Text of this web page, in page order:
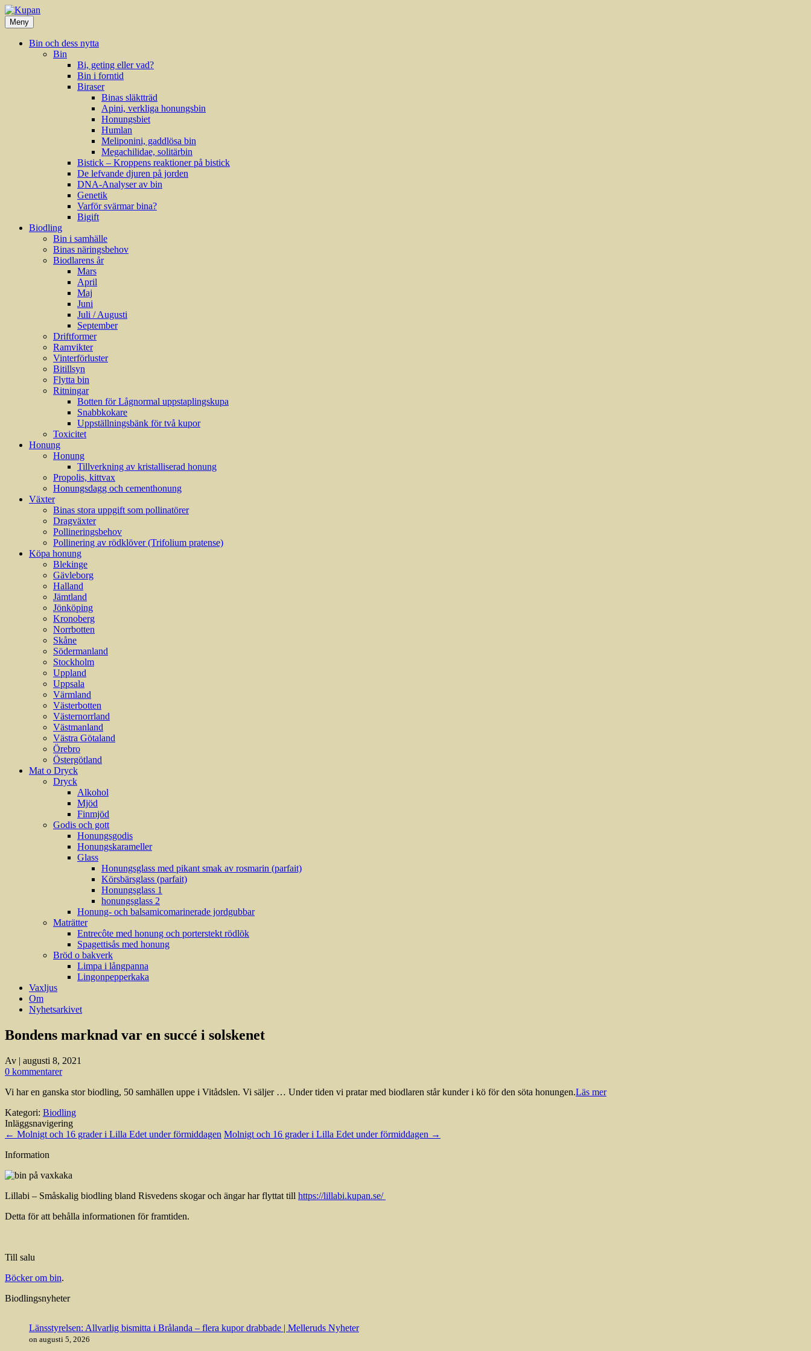
Hoppa
till
innehåll
Meny
Bin och dess nytta
Bin
Bi, geting eller vad?
Bin i forntid
Biraser
Binas släktträd
Apini, verkliga honungsbin
Honungsbiet
Humlan
Meliponini, gaddlösa bin
Megachilidae, solitärbin
Bistick – Kroppens reaktioner på bistick
De lefvande djuren på jorden
DNA-Analyser av bin
Genetik
Varför svärmar bina?
Bigift
Biodling
Bin i samhälle
Binas näringsbehov
Biodlarens år
Mars
April
Maj
Juni
Juli / Augusti
September
Driftformer
Ramvikter
Vinterförluster
Bitillsyn
Flytta bin
Ritningar
Botten för Lågnormal uppstaplingskupa
Snabbkokare
Uppställningsbänk för två kupor
Toxicitet
Honung
Honung
Tillverkning av kristalliserad honung
Propolis, kittvax
Honungsdagg och cementhonung
Växter
Binas stora uppgift som pollinatörer
Dragväxter
Pollineringsbehov
Pollinering av rödklöver (Trifolium pratense)
Köpa honung
Blekinge
Gävleborg
Halland
Jämtland
Jönköping
Kronoberg
Norrbotten
Skåne
Södermanland
Stockholm
Uppland
Uppsala
Värmland
Västerbotten
Västernorrland
Västmanland
Västra Götaland
Örebro
Östergötland
Mat o Dryck
Dryck
Alkohol
Mjöd
Finmjöd
Godis och gott
Honungsgodis
Honungskarameller
Glass
Honungsglass med pikant smak av rosmarin (parfait)
Körsbärsglass (parfait)
Honungsglass 1
honungsglass 2
Honung- och balsamicomarinerade jordgubbar
Maträtter
Entrecôte med honung och porterstekt rödlök
Spagettisås med honung
Bröd o bakverk
Limpa i långpanna
Lingonpepperkaka
Vaxljus
Om
Nyhetsarkivet
Bondens marknad var en succé i solskenet
Av | augusti 8, 2021
0 kommentarer
Vi har en ganska stor biodling, 50 samhällen uppe i Vitådslen. Vi säljer … Under tiden vi pratar med biodlaren står kunder i kö för den söta honungen.Läs mer
Kategori: Biodling
Inläggsnavigering
← Molnigt och 16 grader i Lilla Edet under förmiddagen Molnigt och 16 grader i Lilla Edet under förmiddagen →
Information
Lillabi – Småskalig biodling bland Risvedens skogar och ängar har flyttat till https://lillabi.kupan.se/
Detta för att behålla informationen för framtiden.
Till salu
Böcker om bin.
Biodlingsnyheter
Länsstyrelsen: Allvarlig bismitta i Brålanda – flera kupor drabbade | Melleruds Nyheter
on augusti 5, 2026